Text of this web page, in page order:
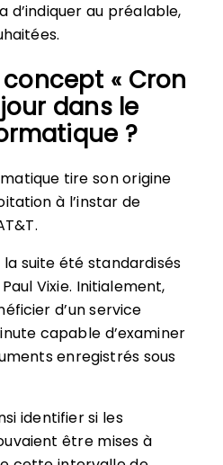
d’indiquer au préalable,
« Cron
dans le
?
tire son origine
à l’instar de
suite été standardisés
Vixie. Initialement,
d’un service
capable d’examiner
enregistrés sous
identifier si les
être mises à